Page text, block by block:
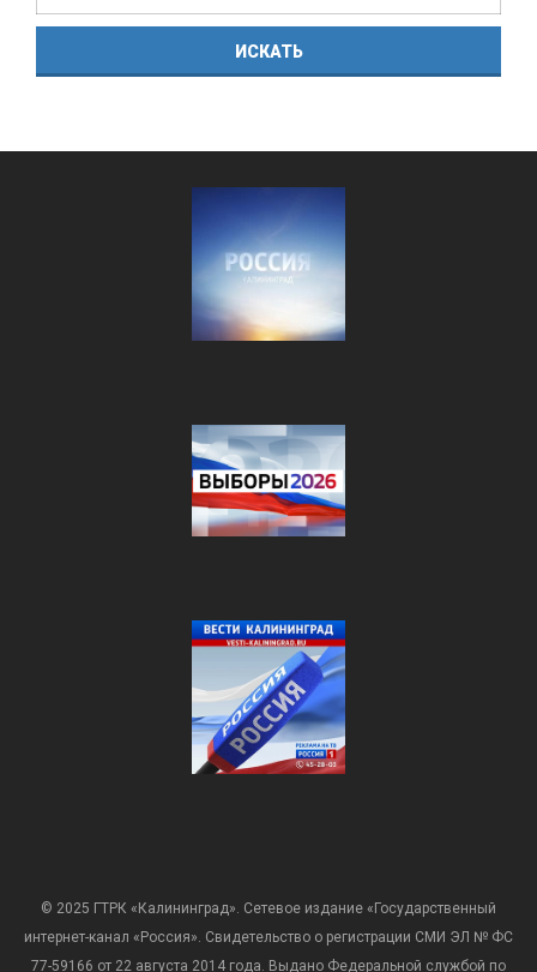
© 2025 ГТРК «Калининград». Сетевое издание «Государственный
интернет-канал «Россия». Свидетельство о регистрации СМИ ЭЛ № ФС
77-59166 от 22 августа 2014 года. Выдано Федеральной службой по